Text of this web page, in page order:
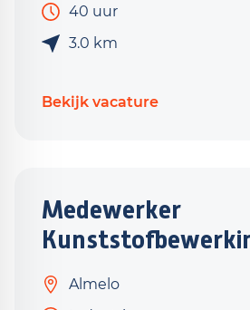
40 uur
3.0 km
Bekijk vacature
Medewerker
Almelo